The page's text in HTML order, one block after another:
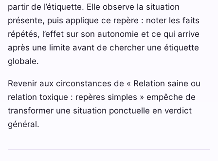
partir de l’étiquette. Elle observe la situation
présente, puis applique ce repère : noter les faits
répétés, l’effet sur son autonomie et ce qui arrive
après une limite avant de chercher une étiquette
globale.
Revenir aux circonstances de « Relation saine ou
relation toxique : repères simples » empêche de
transformer une situation ponctuelle en verdict
général.